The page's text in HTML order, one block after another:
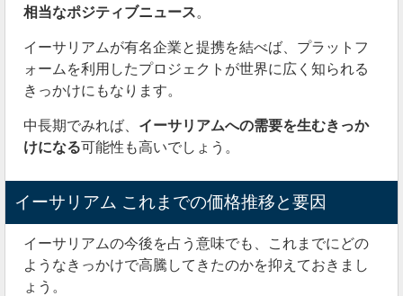
相当なポジティブニュース。
イーサリアムが有名企業と提携を結べば、プラットフ
ォームを利用したプロジェクトが世界に広く知られる
きっかけにもなります。
中長期でみれば、 イーサリアムへの需要を生むきっか
けになる可能性も高いでしょう。
イーサリアム これまでの価格推移と要因
イーサリアムの今後を占う意味でも、これまでにどの
ようなきっかけで高騰してきたのかを抑えておきまし
ょう。